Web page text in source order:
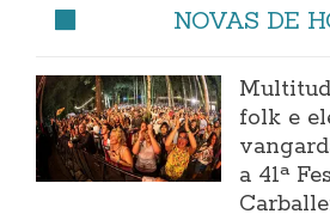
NOVAS DE
folk e
a 41ª